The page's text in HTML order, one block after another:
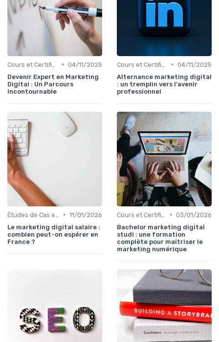
• 04/11/2025
Devenir Expert en Marketing
Digital : Un Parcours
Incontournable
• 04/11/2025
Alternance marketing digital
: un tremplin vers l'avenir
professionnel
• 11/01/2026
Le marketing digital salaire :
combien peut-on espérer en
France ?
• 03/01/2026
Bachelor marketing digital
studi : une formation
complète pour maîtriser le
marketing numérique